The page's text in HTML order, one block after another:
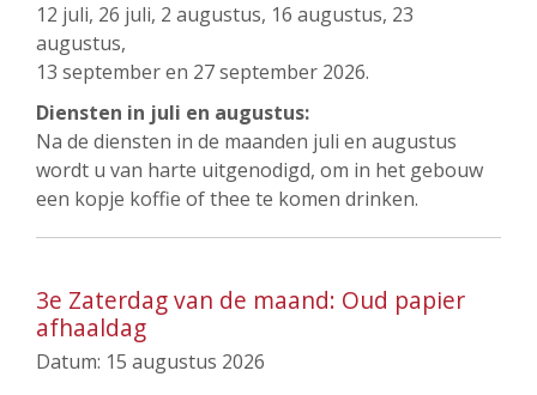
12 juli, 26 juli, 2 augustus, 16 augustus, 23
augustus,
13 september en 27 september 2026.
Diensten in juli en augustus:
Na de diensten in de maanden juli en augustus
wordt u van harte uitgenodigd, om in het gebouw
een kopje koffie of thee te komen drinken.
3e Zaterdag van de maand: Oud papier
afhaaldag
Datum: 15 augustus 2026